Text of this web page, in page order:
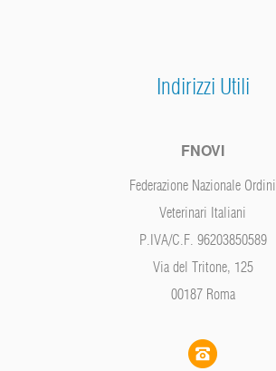
Indirizzi Utili
FNOVI
Federazione Nazionale Ordini
Veterinari Italiani
P.IVA/C.F. 96203850589
Via del Tritone, 125
00187 Roma